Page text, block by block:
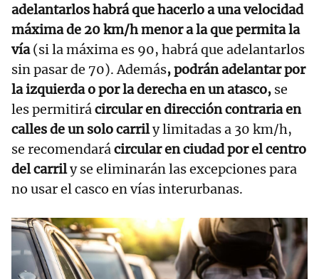
adelantarlos habrá que hacerlo a una velocidad
máxima de 20 km/h menor a la que permita la
vía(si la máxima es 90, habrá que adelantarlos
sin pasar de 70). Además, podrán adelantar por
la izquierda o por la derecha en un atasco, se
les permitirácircular en dirección contraria en
calles de un solo carrily limitadas a 30 km/h,
se recomendarácircular en ciudad por el centro
del carrily se eliminarán las excepciones para
no usar el casco en vías interurbanas.